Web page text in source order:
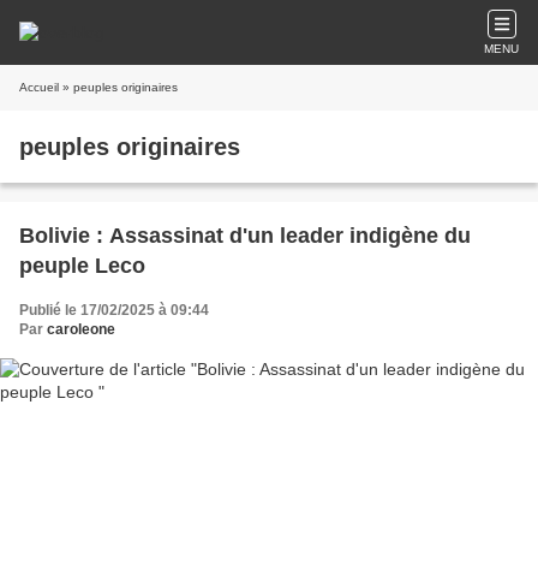
MENU
Accueil » peuples originaires
peuples originaires
Bolivie : Assassinat d'un leader indigène du
peuple Leco
Publié le 17/02/2025 à 09:44
Par caroleone